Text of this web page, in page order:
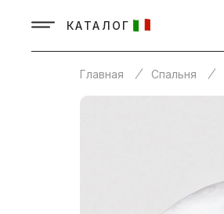
КАТАЛОГ
Главная Спальня